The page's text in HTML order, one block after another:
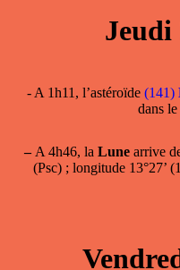
Jeudi
- A 1h11, l’astéroïde (141)
dans
–A 4h46, la Lune arrive
(Psc) ; longitude 13°27’